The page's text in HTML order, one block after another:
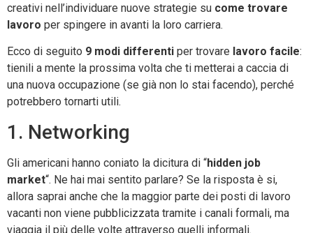
creativi nell’individuare nuove strategie su come trovare
lavoro per spingere in avanti la loro carriera.
Ecco di seguito 9 modi differenti per trovare lavoro facile:
tienili a mente la prossima volta che ti metterai a caccia di
una nuova occupazione (se già non lo stai facendo), perché
potrebbero tornarti utili.
1. Networking
Gli americani hanno coniato la dicitura di “hidden job
market“. Ne hai mai sentito parlare? Se la risposta è si,
allora saprai anche che la maggior parte dei posti di lavoro
vacanti non viene pubblicizzata tramite i canali formali, ma
viaggia il più delle volte attraverso quelli informali.